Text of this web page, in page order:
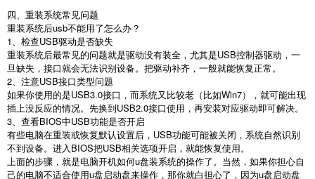
四、重装系统常见问题
重装系统后usb不能用了怎么办？
1
、检查USB驱动是否缺失
重装系统后最常见的问题就是驱动没有装全，尤其是USB控制器驱动，一
旦缺失，接口就会无法识别设备。把驱动补齐，一般就能恢复正常。
2 、注意USB接口类型问题
如果你使用的是USB3.0接口，而系统又比较老（比如Win7），就可能出现
插上没反应的情况。先换到USB2.0接口使用，再安装对应驱动即可解决。
3 、查看BIOS中USB功能是否开启
有些电脑在重装或恢复默认设置后， USB功能可能被关闭，系统自然识别
不到设备。进入 BIOS把USB相关选项开启，就能恢复使用。
上面的步骤，就是电脑开机如何u盘装系统的操作了。当然，如果你担心自
己的电脑不适合使用u盘启动盘来操作，那你就白担心了，因为u盘启动盘